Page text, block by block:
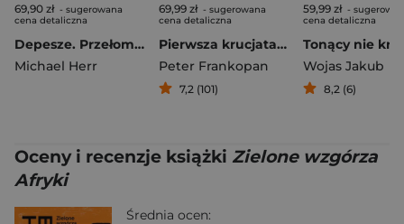
69,90 zł - sugerowana
cena detaliczna
Depesze. Przełomy. 1
Michael Herr
69,99 zł - sugerowana
cena detaliczna
Pierwsza krucjata. Wezwanie ze Wschodu
Peter Frankopan
7,2 (101)
59,99 zł -
cena detaliczna
Wojas Jakub
8,2 (6)
Oceny i recenzje książki Zielone wzgórza
Afryki
Średnia ocen: